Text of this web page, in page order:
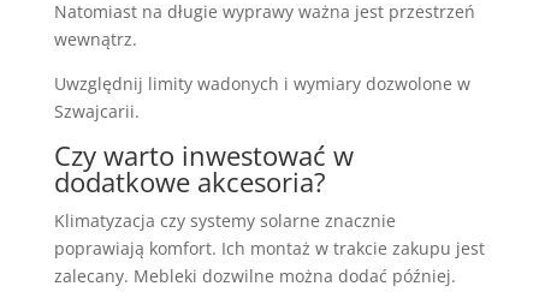
Natomiast na długie wyprawy ważna jest przestrzeń
wewnątrz.
Uwzględnij limity wadonych i wymiary dozwolone w
Szwajcarii.
Czy warto inwestować w
dodatkowe akcesoria?
Klimatyzacja czy systemy solarne znacznie
poprawiają komfort. Ich montaż w trakcie zakupu jest
zalecany. Mebleki dozwilne można dodać później.